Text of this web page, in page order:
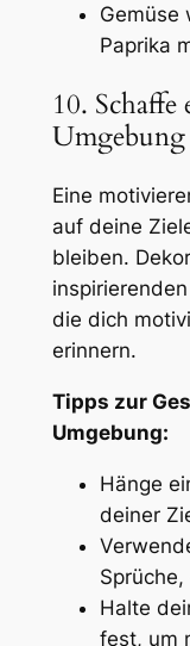
Gemüse
Paprika
10.
Umgebung
Eine
auf deine
bleiben.
die dich
erinnern.
Tipps zur
Umgebung:
Hänge
deiner
Halte
fest, um